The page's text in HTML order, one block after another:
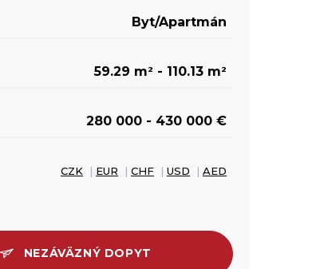
Byt/Apartmán
59.29 m2 - 110.13 m2
280 000 - 430 000 €
CZK| EUR | CHF| USD | AED
NEZÁVÄZNÝ DOPYT